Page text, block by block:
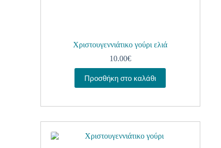
Χριστουγεννιάτικο γούρι ελιά
10.00€
Προσθήκη στο καλάθι